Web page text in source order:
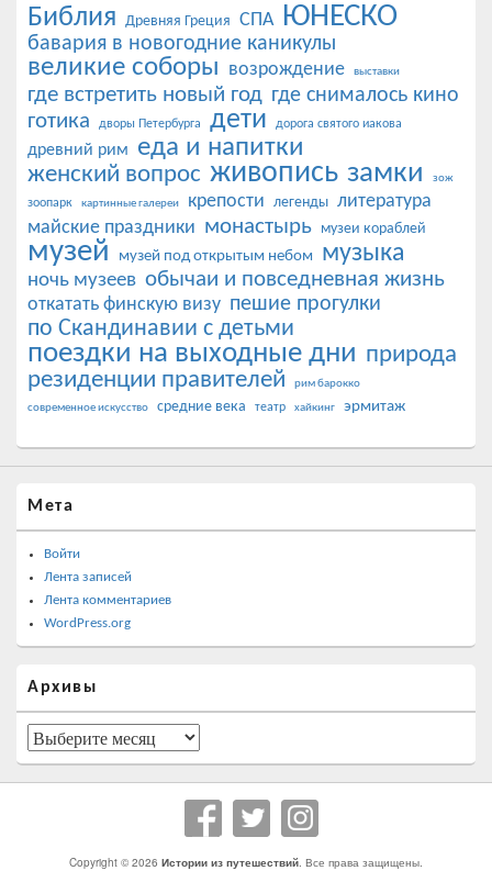
Библия Древняя Греция СПА ЮНЕСКО
бавария в новогодние каникулы
великие соборы возрождение выставки
где встретить новый год где снималось кино
готика дворы Петербурга дети дорога святого иакова
древний рим еда и напитки
женский вопрос живопись замки зож
зоопарк картинные галереи крепости легенды литература
майские праздники монастырь музеи кораблей
музей музей под открытым небом музыка
ночь музеев обычаи и повседневная жизнь
откатать финскую визу пешие прогулки
по Скандинавии с детьми
поездки на выходные дни природа
резиденции правителей
рим барокко
современное искусство
средние века театр хайкинг эрмитаж
Мета
Войти
Лента записей
Лента комментариев
WordPress.org
Архивы
Архивы
Copyright © 2026 Истории из путешествий. Все права защищены.